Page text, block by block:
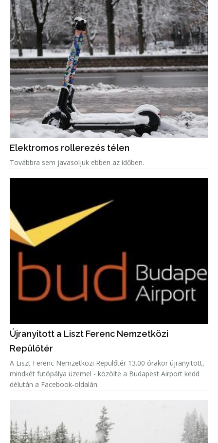
Elektromos rollerezés télen
Továbbra sem javasoljuk ebben az időben.
Újranyitott a Liszt Ferenc Nemzetközi
Repülőtér
A Liszt Ferenc Nemzetközi Repülőtér 13.00 órakor újranyitott,
mindkét futópálya üzemel - közölte a Budapest Airport kedd
délután a Facebook-oldalán.